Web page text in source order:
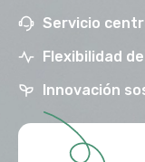
Servicio
Flexibilidad
Innovación